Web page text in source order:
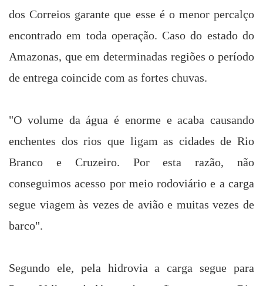
dos Correios garante que esse é o menor percalço
encontradoem toda operação. Caso do estado do
Amazonas, que em determinadas regiões o período
de entrega coincide com as fortes chuvas.
"O volume da água é enorme e acaba causando
enchentes dos rios que ligam as cidades de Rio
Branco e Cruzeiro. Por esta razão, não
conseguimos acesso por meio rodoviário e a carga
segue viagem às vezes de avião e muitas vezes de
barco".
Segundo ele, pela hidrovia a carga segue para